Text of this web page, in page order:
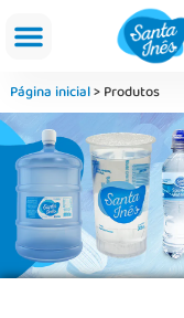
Página inicial>Produtos